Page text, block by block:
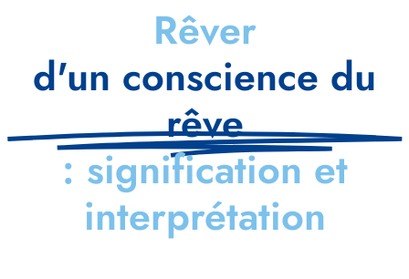
Rêver
d'un conscience du
rêve
: signification et
interprétation